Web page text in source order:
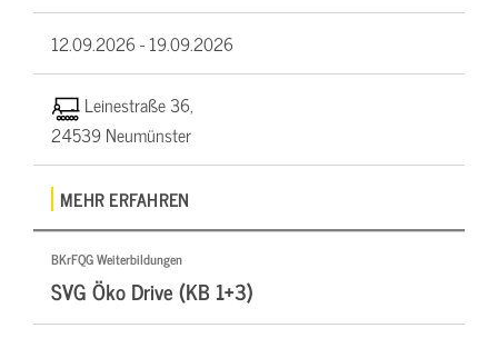
12.09.2026 -19.09.2026
Leinestraße 36,
24539 Neumünster
MEHR ERFAHREN
BKrFQG Weiterbildungen
SVG Öko Drive (KB 1+3)